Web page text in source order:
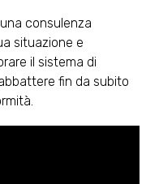
consulenza
situazione e
il sistema di
fin da subito